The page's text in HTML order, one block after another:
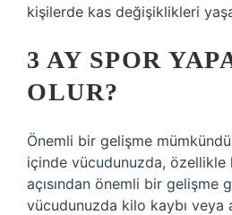
kişilerde kas değişiklikleri
3 AY SPOR
OLUR?
Önemli bir gelişme
içinde vücudunuzda, özellikle
açısından önemli bir gelişme
vücudunuzda kilo kaybı veya